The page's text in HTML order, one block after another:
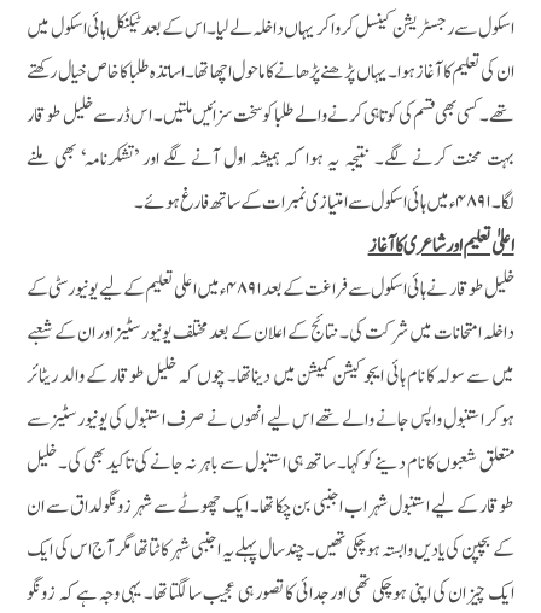
اسکول سے رجسٹریشن کینسل کروا کر یہاں داخلہ لے لیا۔ اس کے بعد ٹیکنیکل ہائی اسکول میں
ان کی تعلیم کا آغاز ہوا۔ یہاں پڑھنے پڑھانے کا ماحول اچھا تھا۔ اساتذہ طلبا کا خاص خیال رکھتے
تھے۔ کسی بھی قسم کی کوتاہی کرنے والے طلبا کو سخت سزائیں ملتیں۔ اس ڈر سے خلیل طوقار
بہت محنت کرنے لگے۔ نتیجہ یہ ہوا کہ ہمیشہ اول آنے لگے اور ’تشکرنامہ‘ بھی ملنے
لگا۔ ۴۸۹۱ء میں ہائی اسکول سے امتیازی نمبرات کے ساتھ فارغ ہوئے۔
اعلیٰ تعلیم اور شاعری کا آغاز
خلیل طوقار نے ہائی اسکول سے فراغت کے بعد۴۸۹۱ء میں اعلی تعلیم کے لیے یونیورسٹی کے
داخلہ امتحانات میں شرکت کی۔ نتائج کے اعلان کے بعد مختلف یونیورسٹیز اور ان کے شعبے
میں سے سولہ کا نام ہائی ایجوکیشن کمیشن میں دیناتھا۔ چوں کہ خلیل طوقار کے والد ریٹائر
ہوکر استنبول واپس جانے والے تھے اس لیے انھوں نے صرف استنبول کی یونیورسٹیز سے
متعلق شعبوں کا نام دینے کو کہا۔ ساتھ ہی استنبول سے باہر نہ جانے کی تاکید بھی کی۔ خلیل
طوقار کے لیے استنبول شہر اب اجنبی بن چکا تھا۔ ایک چھوٹے سے شہر زونگولداق سے ان
کے بچپن کی یادیں وابستہ ہوچکی تھیں۔ چندسال پہلے یہ اجنبی شہر کاٹتا تھا مگر آج اس کی ایک
ایک چیز ان کی اپنی ہوچکی تھی اور جدائی کا تصور ہی عجیب سا لگتا تھا۔ یہی وجہ ہے کہ زونگو